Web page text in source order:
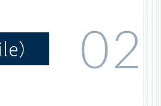
02
）